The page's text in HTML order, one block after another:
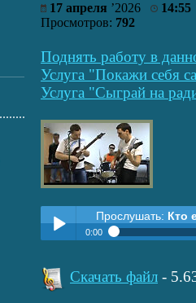
17 апреля ’2026
14:55
Просмотров: 792
Поднять работу в
Услуга "Покажи себя
Услуга "Сыграй на
Play /
Прослушать: Кто
0:00
Скачать файл -